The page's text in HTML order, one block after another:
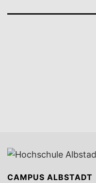
CAMPUS ALBSTADT